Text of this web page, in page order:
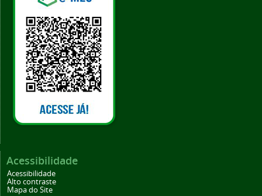
Acessibilidade
Acessibilidade
Alto contraste
Mapa do Site